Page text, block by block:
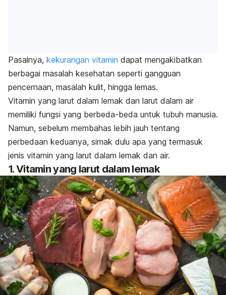
Pasalnya, kekurangan vitamin dapat mengakibatkan
berbagai masalah kesehatan seperti gangguan
pencernaan, masalah kulit, hingga lemas.
Vitamin yang larut dalam lemak dan larut dalam air
memiliki fungsi yang berbeda-beda untuk tubuh manusia.
Namun, sebelum membahas lebih jauh tentang
perbedaan keduanya, simak dulu apa yang termasuk
jenis vitamin yang larut dalam lemak dan air.
1. Vitamin yang larut dalam lemak